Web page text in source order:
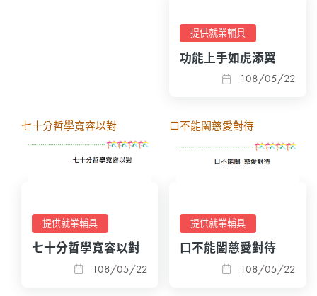
提供就業輔具
功能上手如虎添翼
108/05/22
提供就業輔具
七十分哲學寬容以對
108/05/22
七十分哲學寬容以對
提供就業輔具
口不能闔慈愛對待
108/05/22
口不能闔慈愛對待